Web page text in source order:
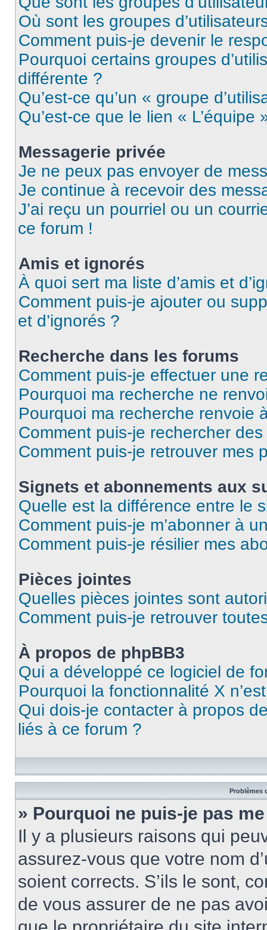
Où sont les groupes
Comment puis-je devenir le
Pourquoi certains groupes
différente ?
Qu’est-ce qu’un « groupe
Qu’est-ce que le lien « L’équipe
Messagerie privée
Je ne peux pas envoyer de
Je continue à recevoir des
J’ai reçu un pourriel ou un
ce forum !
Amis et ignorés
À quoi sert ma liste d’amis et
Comment puis-je ajouter ou
et d’ignorés ?
Recherche dans les forums
Comment puis-je effectuer une
Pourquoi ma recherche ne
Pourquoi ma recherche renvoie
Comment puis-je rechercher
Comment puis-je retrouver mes
Signets et abonnements aux
Quelle est la différence entre le
Comment puis-je m’abonner à
Comment puis-je résilier mes
Pièces jointes
Quelles pièces jointes sont
Comment puis-je retrouver
À propos de phpBB3
Qui a développé ce logiciel de
Pourquoi la fonctionnalité X
Qui dois-je contacter à propos
liés à ce forum ?
Problèmes
» Pourquoi ne puis-je pas
Il y a plusieurs raisons qui
assurez-vous que votre nom
soient corrects. S’ils le sont,
de vous assurer de ne pas